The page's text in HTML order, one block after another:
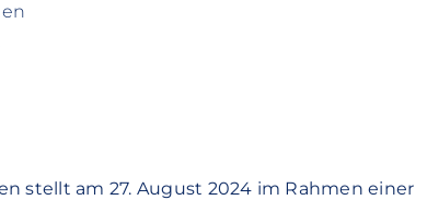
stellt am 27. August 2024 im Rahmen einer